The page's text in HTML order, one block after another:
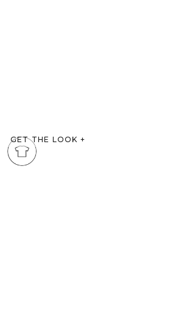
GET THE LOOK +